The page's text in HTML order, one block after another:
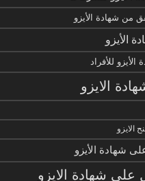
من شهادة الأيزو
الأيزو
الأيزو للأفراد
الايزو
الايزو
شهادة الأيزو
على شهادة الايزو